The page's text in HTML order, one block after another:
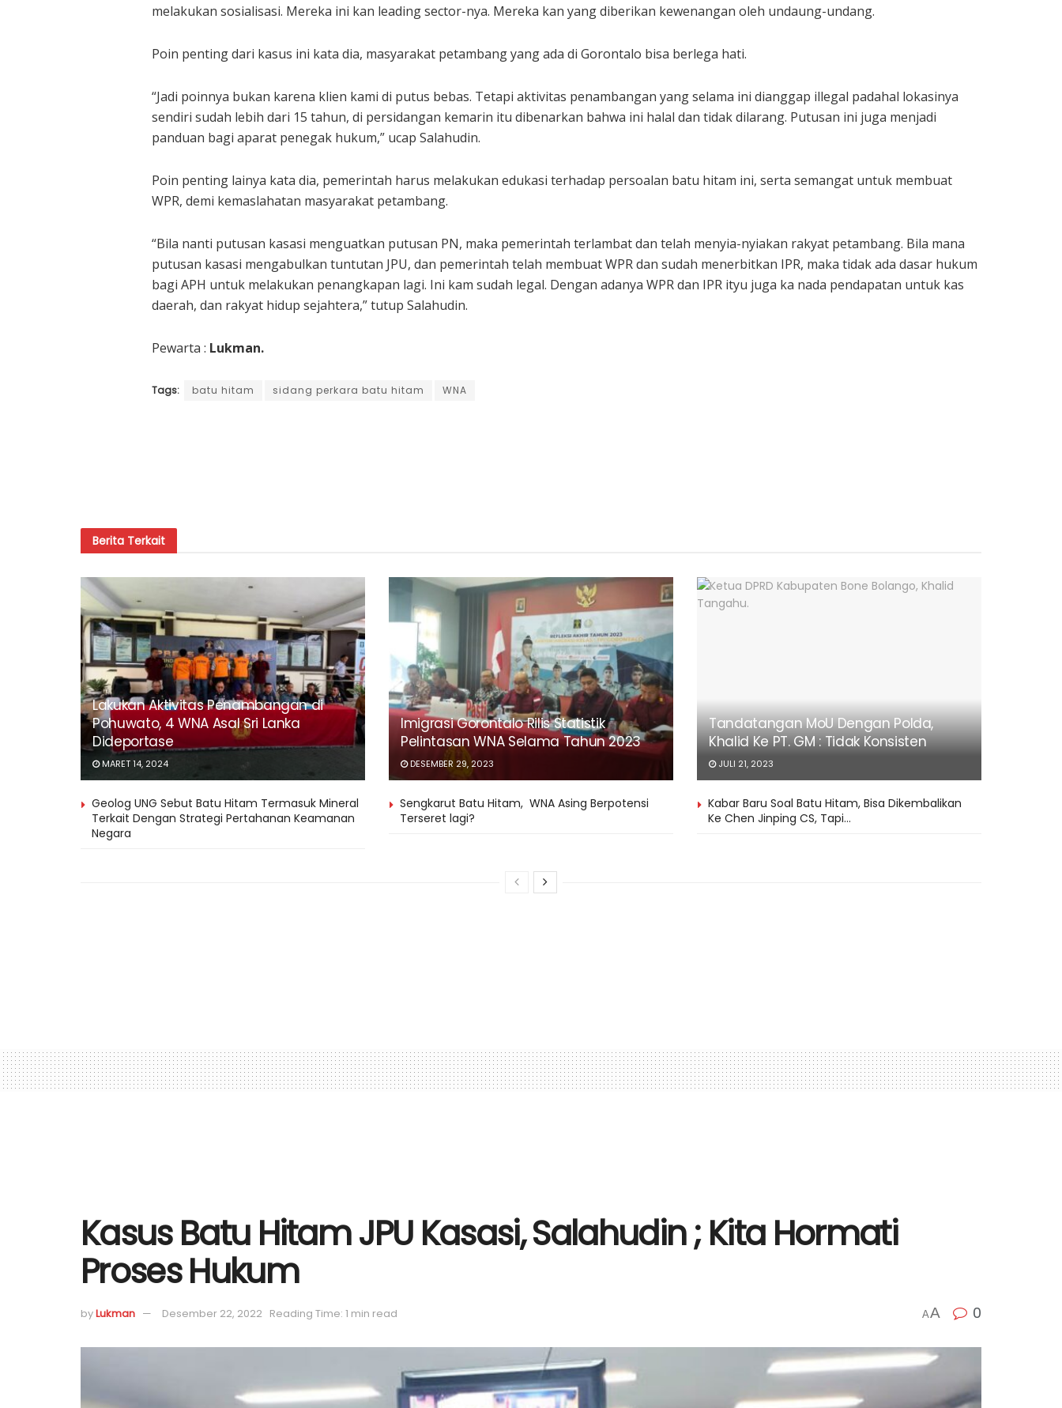
melakukan sosialisasi. Mereka ini kan leading sector-nya. Mereka kan yang diberikan kewenangan oleh undaung-undang.
Poin penting dari kasus ini kata dia, masyarakat petambang yang ada di Gorontalo bisa berlega hati.
“Jadi poinnya bukan karena klien kami di putus bebas. Tetapi aktivitas penambangan yang selama ini dianggap illegal padahal lokasinya
sendiri sudah lebih dari 15 tahun, di persidangan kemarin itu dibenarkan bahwa ini halal dan tidak dilarang. Putusan ini juga menjadi
panduan bagi aparat penegak hukum,” ucap Salahudin.
Poin penting lainya kata dia, pemerintah harus melakukan edukasi terhadap persoalan batu hitam ini, serta semangat untuk membuat
WPR, demi kemaslahatan masyarakat petambang.
“Bila nanti putusan kasasi menguatkan putusan PN, maka pemerintah terlambat dan telah menyia-nyiakan rakyat petambang. Bila mana
putusan kasasi mengabulkan tuntutan JPU, dan pemerintah telah membuat WPR dan sudah menerbitkan IPR, maka tidak ada dasar hukum
bagi APH untuk melakukan penangkapan lagi. Ini kam sudah legal. Dengan adanya WPR dan IPR ityu juga ka nada pendapatan untuk kas
daerah, dan rakyat hidup sejahtera,” tutup Salahudin.
Pewarta : Lukman.
Tags: batu hitam sidang perkara batu hitam WNA
Berita Terkait
Lakukan Aktivitas Penambangan di
Pohuwato, 4 WNA Asal Sri Lanka
Dideportase
MARET 14, 2024
Imigrasi Gorontalo Rilis Statistik
Pelintasan WNA Selama Tahun 2023
DESEMBER 29, 2023
Tandatangan MoU Dengan Polda,
Khalid Ke PT. GM : Tidak Konsisten
JULI 21, 2023
Geolog UNG Sebut Batu Hitam Termasuk Mineral
Terkait Dengan Strategi Pertahanan Keamanan
Negara
Sengkarut Batu Hitam, WNA Asing Berpotensi
Terseret lagi?
Kabar Baru Soal Batu Hitam, Bisa Dikembalikan
Ke Chen Jinping CS, Tapi…
Kasus Batu Hitam JPU Kasasi, Salahudin ; Kita Hormati
Proses Hukum
byLukman Desember 22, 2022 Reading Time: 1 min read AA 0